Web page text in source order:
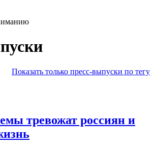
Показать только пресс-выпуски по тегу
тревожат россиян и